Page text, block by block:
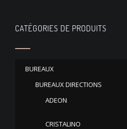
CATÉGORIES DE PRODUITS
BUREAUX
BUREAUX DIRECTIONS
ADEON
CRISTALINO